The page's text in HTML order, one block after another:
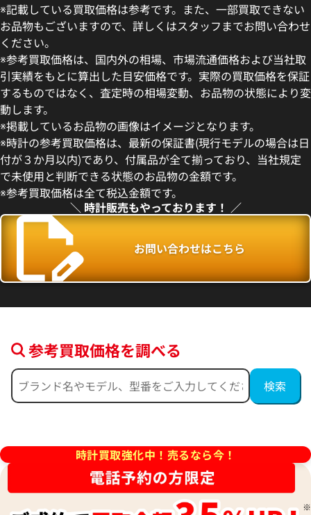
リップ コンプリケーション
ム フライバッククロノグラ
ブルー
格
合わせください
電話で聞く
ー クロノグラフ 5905R-010
参考買取価格
価格はお問い合わせください
電話で聞く
リップ コンプリケーション
パテック フィリップ コンプ
アニュアルカレンダー
※記載している買取価格は参考です。また、一部買取できない
お品物もございますので、詳しくはスタッフまでお問い合わせ
ください。
※参考買取価格は、国内外の相場、市場流通価格および当社取
引実績をもとに算出した目安価格です。実際の買取価格を保証
するものではなく、査定時の相場変動、お品物の状態により変
動します。
※掲載しているお品物の画像はイメージとなります。
※時計の参考買取価格は、最新の保証書(現行モデルの場合は日
付が３か月以内)であり、付属品が全て揃っており、当社規定
で未使用と判断できる状態のお品物の金額です。
※参考買取価格は全て税込金額です。
＼ 時計販売もやっております！ ／
お問い合わせはこちら
参考買取価格を調べる
時計買取強化中！売るなら今！